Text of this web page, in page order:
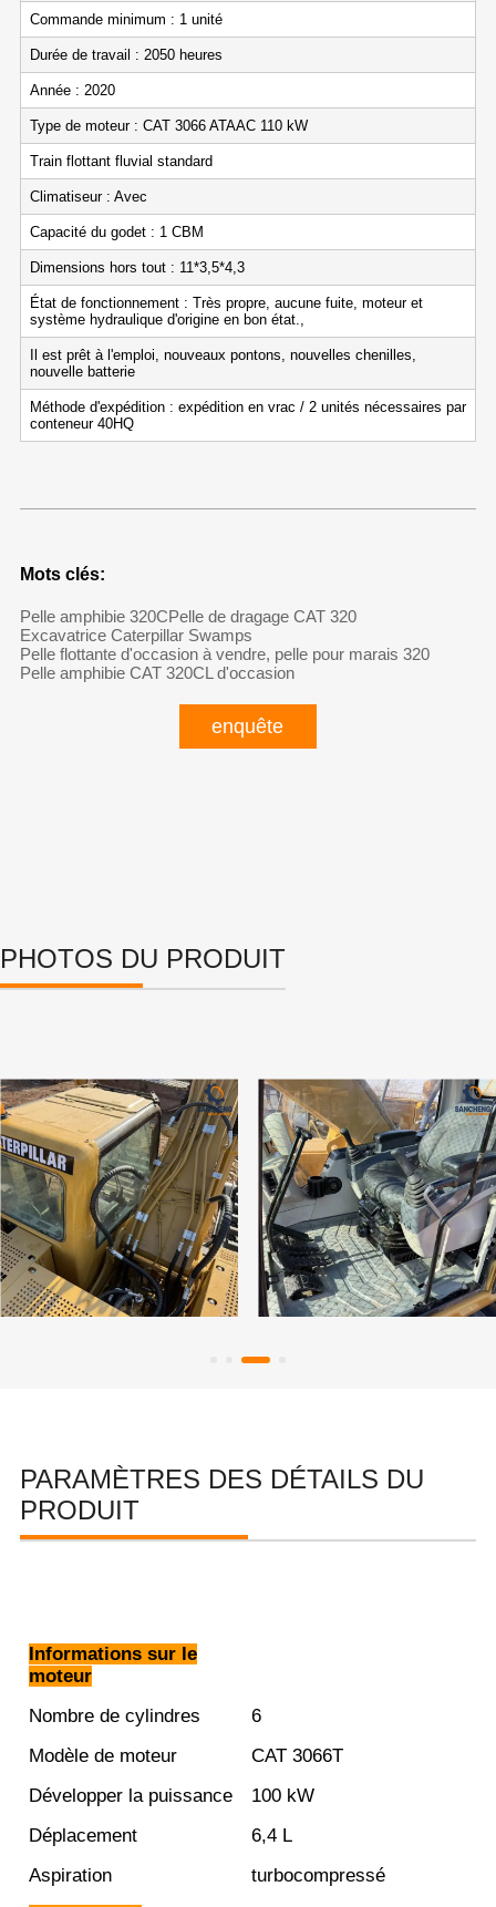
Commande minimum : 1 unité
Durée de travail : 2050 heures
Année : 2020
Type de moteur : CAT 3066 ATAAC 110 kW
Train flottant fluvial standard
Climatiseur : Avec
Capacité du godet : 1 CBM
Dimensions hors tout : 11*3,5*4,3
État de fonctionnement : Très propre, aucune fuite, moteur et
système hydraulique d'origine en bon état.,
Il est prêt à l'emploi, nouveaux pontons, nouvelles chenilles,
nouvelle batterie
Méthode d'expédition : expédition en vrac / 2 unités nécessaires par
conteneur 40HQ
Mots clés:
Pelle amphibie 320CPelle de dragage CAT 320
Excavatrice Caterpillar Swamps
Pelle flottante d'occasion à vendre, pelle pour marais 320
Pelle amphibie CAT 320CL d'occasion
enquête
PHOTOS DU PRODUIT
PARAMÈTRES DES DÉTAILS DU
PRODUIT
Informations sur le
moteur
Nombre de cylindres
6
Modèle de moteur
CAT 3066T
Développer la puissance
100 kW
Déplacement
6,4 L
Aspiration
turbocompressé